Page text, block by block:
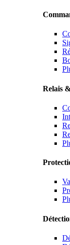
Relais